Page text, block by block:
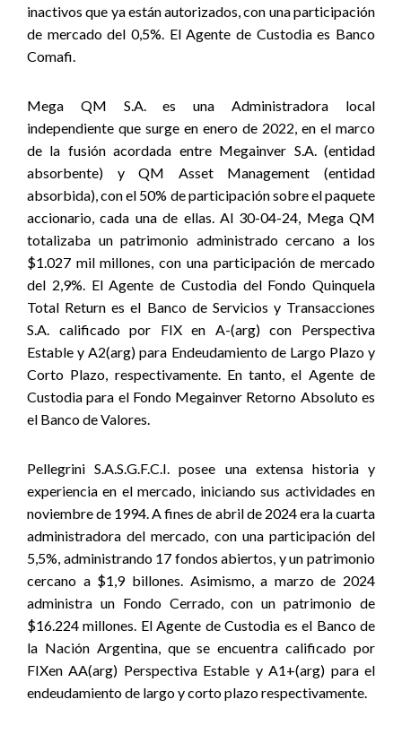
inactivos que ya están autorizados, con una participación
de mercado del 0,5%. El Agente de Custodia es Banco
Comafi.
Mega QM S.A. es una Administradora local
independiente que surge en enero de 2022, en el marco
de la fusión acordada entre Megainver S.A. (entidad
absorbente) y QM Asset Management (entidad
absorbida), con el 50% de participación sobre el paquete
accionario, cada una de ellas. Al 30-04-24, Mega QM
totalizaba un patrimonio administrado cercano a los
$1.027 mil millones, con una participación de mercado
del 2,9%. El Agente de Custodia del Fondo Quinquela
Total Return es el Banco de Servicios y Transacciones
S.A. calificado por FIX en A-(arg) con Perspectiva
Estable y A2(arg) para Endeudamiento de Largo Plazo y
Corto Plazo, respectivamente. En tanto, el Agente de
Custodia para el Fondo Megainver Retorno Absoluto es
el Banco de Valores.
Pellegrini S.A.S.G.F.C.I. posee una extensa historia y
experiencia en el mercado, iniciando sus actividades en
noviembre de 1994. A fines de abril de 2024 era la cuarta
administradora del mercado, con una participación del
5,5%, administrando 17 fondos abiertos, y un patrimonio
cercano a $1,9 billones. Asimismo, a marzo de 2024
administra un Fondo Cerrado, con un patrimonio de
$16.224 millones. El Agente de Custodia es el Banco de
la Nación Argentina, que se encuentra calificado por
FIXen AA(arg) Perspectiva Estable y A1+(arg) para el
endeudamiento de largo y corto plazo respectivamente.